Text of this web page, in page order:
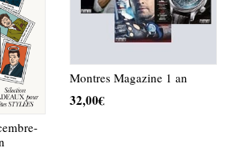
Montres Magazine 1 an
32,00€